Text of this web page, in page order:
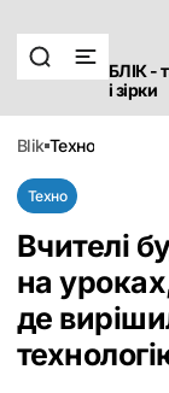
БЛІК -
і зірки
blik техно
Техно
Вчителі
на
де